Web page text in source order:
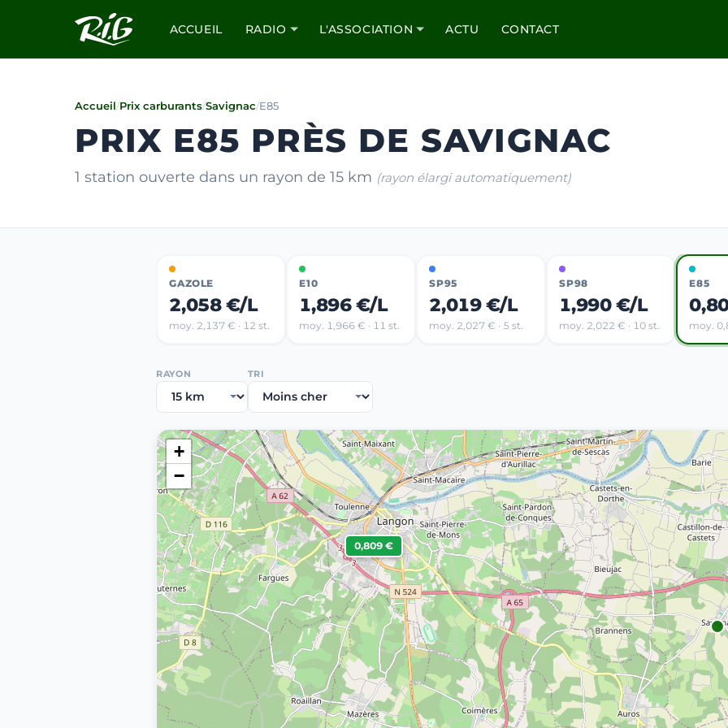
ACCUEIL RADIO L'ASSOCIATION ACTU CONTACT
Accueil/Prix carburants/Savignac/E85
PRIX E85 PRÈS DE SAVIGNAC
1 station ouverte dans un rayon de 15 km (rayon élargi automatiquement)
GAZOLE
2,058 €/L
moy. 2,137 € · 12 st.
E10
1,896 €/L
moy. 1,966 € · 11 st.
SP95
2,019 €/L
moy. 2,027 € · 5 st.
SP98
1,990 €/L
moy. 2,022 € · 10 st.
E85
moy.
RAYON TRI
0,809 €
+
−